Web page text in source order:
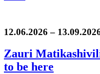
12.06.2026 –
Zauri
to be here